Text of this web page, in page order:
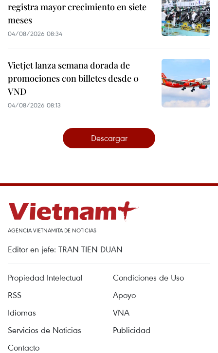
registra mayor crecimiento en siete
meses
04/08/2026 08:34
Vietjet lanza semana dorada de
promociones con billetes desde 0
VND
04/08/2026 08:13
Descargar
AGENCIA VIETNAMITA DE NOTICIAS
Editor en jefe: TRAN TIEN DUAN
Propiedad Intelectual
Condiciones de Uso
RSS
Apoyo
Idiomas
VNA
Servicios de Noticias
Publicidad
Contacto